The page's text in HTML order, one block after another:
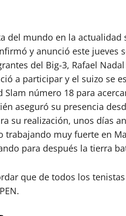
del mundo en la actualidad
y anunció este jueves
del Big-3, Rafael
a participar y el suizo se
Slam número 18 para
aseguró su presencia
su realización, unos días
trabajando muy fuerte en
para después la tierra
que de todos los